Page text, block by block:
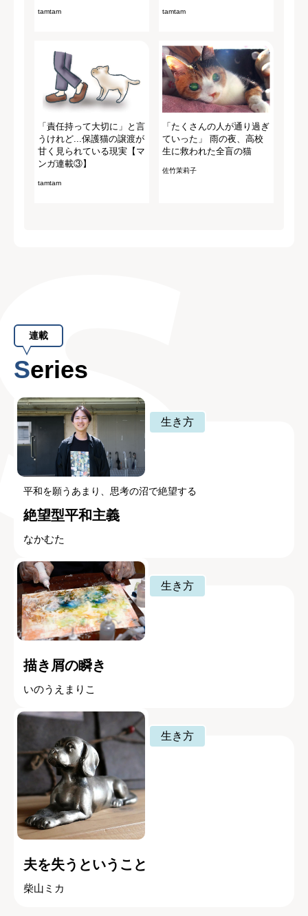
tamtam tamtam
「責任持って大切に」と言
うけれど...保護猫の譲渡が
甘く見られている現実【マ
ンガ連載③】
tamtam
「たくさんの人が通り過ぎ
ていった」 雨の夜、高校
生に救われた全盲の猫
佐竹茉莉子
連載
Series
生き方
平和を願うあまり、思考の沼で絶望する
絶望型平和主義
なかむた
生き方
描き屑の瞬き
いのうえまりこ
生き方
夫を失うということ
柴山ミカ